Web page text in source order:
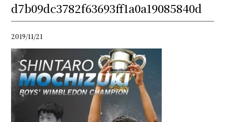
d7b09dc3782f63693ff1a0a19085840d
2019/11/21